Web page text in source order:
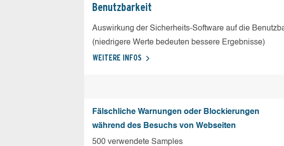
Benutz­barkeit
Auswirkung der Sicherheits-Software auf die
(niedrigere Werte bedeuten bessere Ergebnisse)
WEITERE INFOS
Fälschliche Warnungen oder Blockierungen
während des Besuchs von Webseiten
500 verwendete Samples